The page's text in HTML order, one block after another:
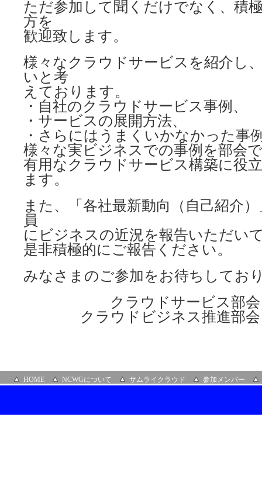
ただ参加して聞くだけでなく、積
方を
歓迎致します。
様々なクラウドサービスを紹介し
いと考
えております。
・自社のクラウドサービス事例、
・サービスの展開方法、
・さらにはうまくいかなかった事
様々な実ビジネスでの事例を部会
有用なクラウドサービス構築に役
ます。
また、「各社最新動向（自己紹介
員
にビジネスの近況を報告いただい
是非積極的にご報告ください。
みなさまのご参加をお待ちしてお
クラウドサービス部
クラウドビジネス推進部
HOME NCWGについて サムライクラウド 参加メンバー